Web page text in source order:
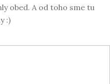
obed. A od toho sme tu
:)